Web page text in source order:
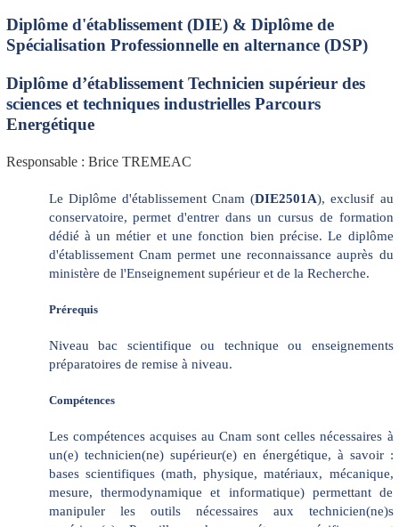
Diplôme d'établissement (DIE) & Diplôme de
Spécialisation Professionnelle en alternance (DSP)
Diplôme d’établissement Technicien supérieur des
sciences et techniques industrielles Parcours
Energétique
Responsable : Brice TREMEAC
Le Diplôme d'établissement Cnam (DIE2501A), exclusif au
conservatoire, permet d'entrer dans un cursus de formation
dédié à un métier et une fonction bien précise. Le diplôme
d'établissement Cnam permet une reconnaissance auprès du
ministère de l'Enseignement supérieur et de la Recherche.
Prérequis
Niveau bac scientifique ou technique ou enseignements
préparatoires de remise à niveau.
Compétences
Les compétences acquises au Cnam sont celles nécessaires à
un(e) technicien(ne) supérieur(e) en énergétique, à savoir :
bases scientifiques (math, physique, matériaux, mécanique,
mesure, thermodynamique et informatique) permettant de
manipuler les outils nécessaires aux technicien(ne)s